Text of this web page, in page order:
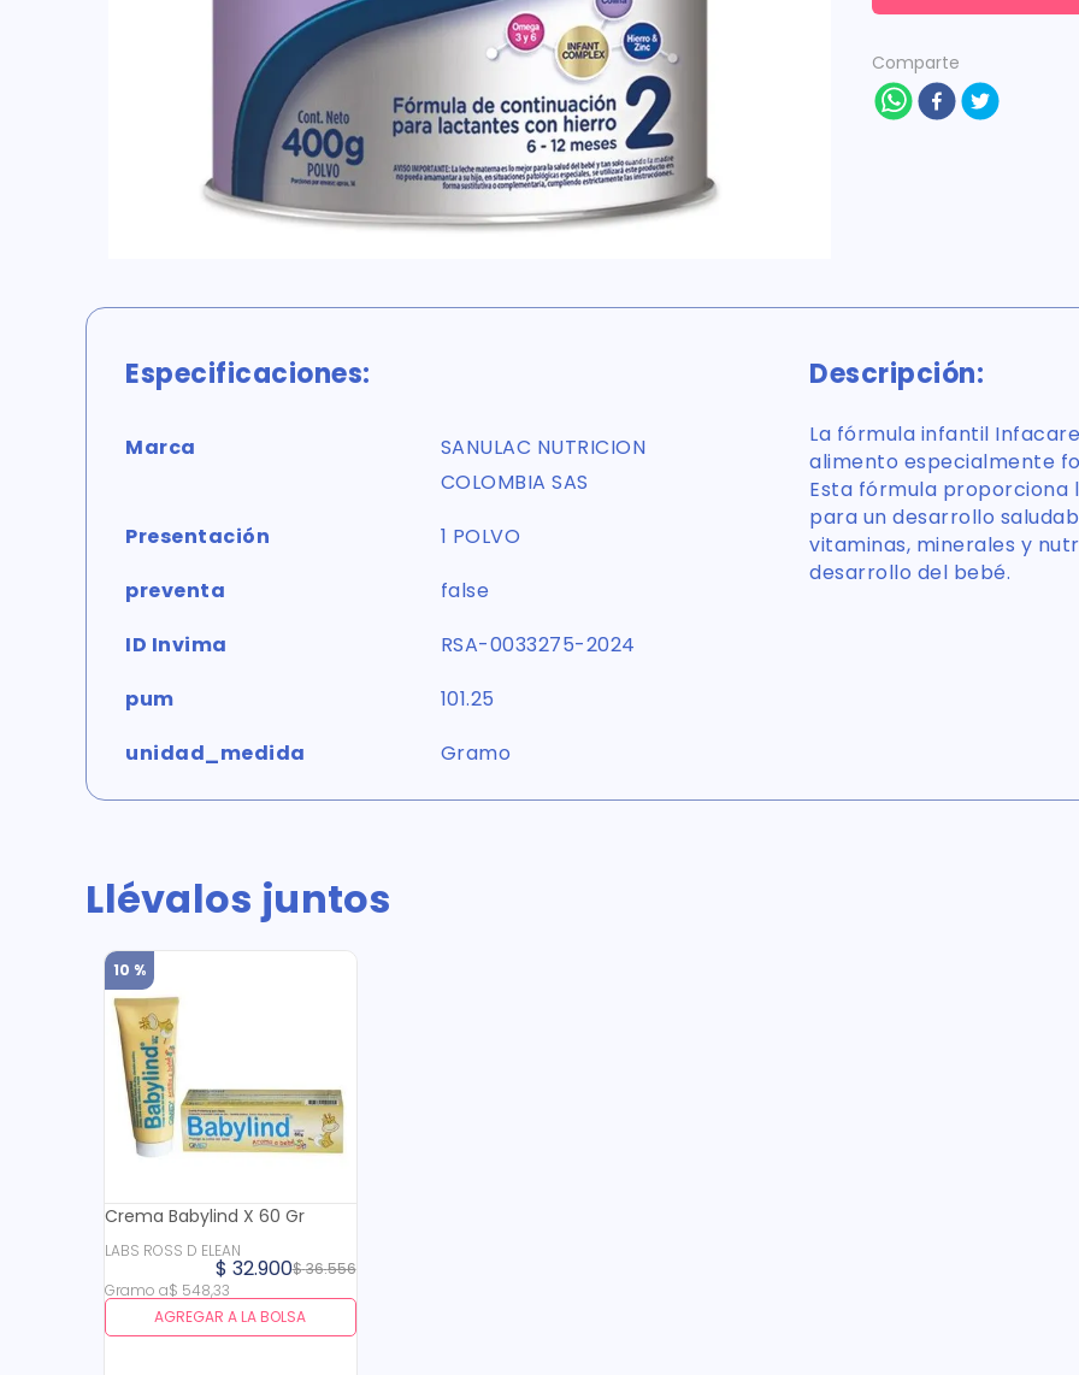
Comparte
Especificaciones:
Marca
SANULAC NUTRICION
COLOMBIA SAS
Presentación
1 POLVO
preventa
false
ID Invima
RSA-0033275-2024
pum
101.25
unidad_medida
Gramo
Descripción:
La fórmula infantil
alimento especialmente
Esta fórmula proporciona
para un desarrollo
vitaminas, minerales y
desarrollo del bebé.
Llévalos juntos
10 %
Crema Babylind X 60 Gr
LABS ROSS D ELEAN
$36.556
$ 32.900
Gramo a$ 548,33
AGREGAR A LA BOLSA